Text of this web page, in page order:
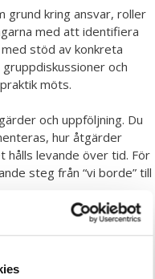
grund kring ansvar, roller
med att identifiera
stöd av konkreta
och
möts.
och uppföljning. Du
hur åtgärder
levande över tid. För
steg från “vi borde” till
stärker